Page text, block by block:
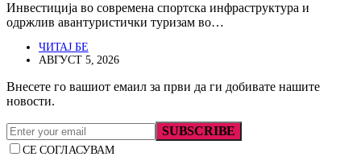
Инвестиција во современа спортска инфраструктура и
одржлив авантуристички туризам во…
ЧИТАЈ БЕ
АВГУСТ 5, 2026
Внесете го вашиот емаил за први да ги добивате нашите
новости.
SUBSCRIBE
СЕ СОГЛАСУВАМ